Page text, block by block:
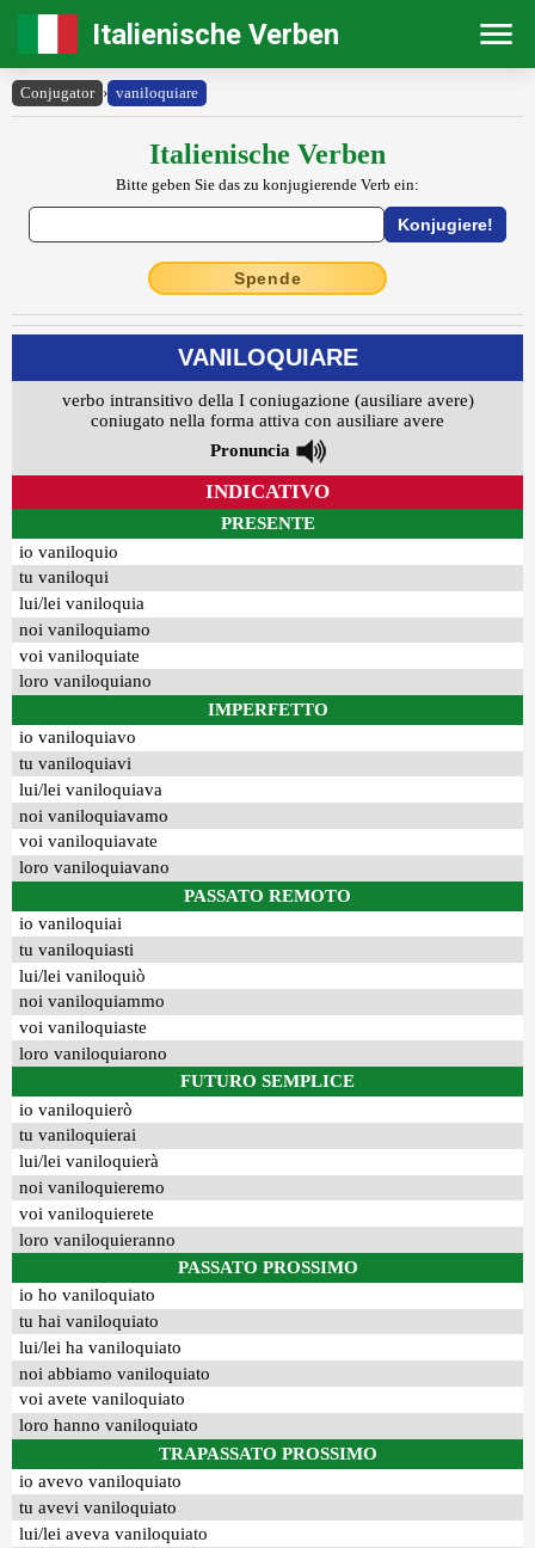
Italienische Verben
Conjugator › vaniloquiare
Italienische Verben
Bitte geben Sie das zu konjugierende Verb ein:
Spende
VANILOQUIARE
verbo intransitivo della I coniugazione (ausiliare avere)
coniugato nella forma attiva con ausiliare avere
Pronuncia
INDICATIVO
PRESENTE
io vaniloquio
tu vaniloqui
lui/lei vaniloquia
noi vaniloquiamo
voi vaniloquiate
loro vaniloquiano
IMPERFETTO
io vaniloquiavo
tu vaniloquiavi
lui/lei vaniloquiava
noi vaniloquiavamo
voi vaniloquiavate
loro vaniloquiavano
PASSATO REMOTO
io vaniloquiai
tu vaniloquiasti
lui/lei vaniloquiò
noi vaniloquiammo
voi vaniloquiaste
loro vaniloquiarono
FUTURO SEMPLICE
io vaniloquierò
tu vaniloquierai
lui/lei vaniloquierà
noi vaniloquieremo
voi vaniloquierete
loro vaniloquieranno
PASSATO PROSSIMO
io ho vaniloquiato
tu hai vaniloquiato
lui/lei ha vaniloquiato
noi abbiamo vaniloquiato
voi avete vaniloquiato
loro hanno vaniloquiato
TRAPASSATO PROSSIMO
io avevo vaniloquiato
tu avevi vaniloquiato
lui/lei aveva vaniloquiato